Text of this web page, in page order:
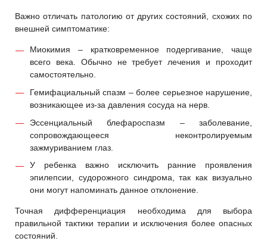
Важно отличать патологию от других состояний, схожих по
внешней симптоматике:
Миокимия – кратковременное подергивание, чаще
всего века. Обычно не требует лечения и проходит
самостоятельно.
Гемифациальный спазм – более серьезное нарушение,
возникающее из-за давления сосуда на нерв.
Эссенциальный блефароспазм – заболевание,
сопровождающееся неконтролируемым
зажмуриванием глаз.
У ребенка важно исключить ранние проявления
эпилепсии, судорожного синдрома, так как визуально
они могут напоминать данное отклонение.
Точная дифференциация необходима для выбора
правильной тактики терапии и исключения более опасных
состояний.